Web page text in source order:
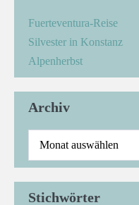
Fuerteventura-Reise
Silvester in Konstanz
Alpenherbst
Archiv
Stichwörter